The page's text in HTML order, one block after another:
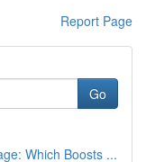
Report Page
Go
Which Boosts ...